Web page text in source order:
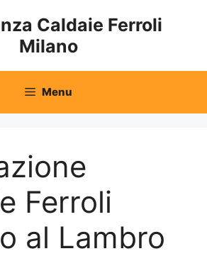
Caldaie Ferroli
Milano
Menu
Ferroli
al Lambro